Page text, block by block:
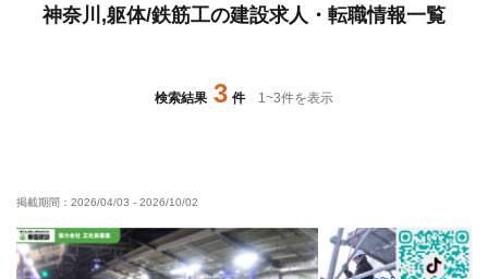
神奈川,躯体/鉄筋工の建設求人・転職情報一覧
検索結果 3 件 1~3件を表示
掲載期間： 2026/04/03 - 2026/10/02